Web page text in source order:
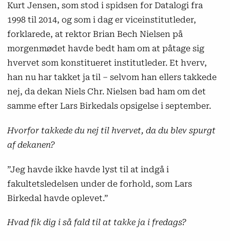
Kurt Jensen, som stod i spidsen for Datalogi fra
1998 til 2014, og som i dag er viceinstitutleder,
forklarede, at rektor Brian Bech Nielsen på
morgenmødet havde bedt ham om at påtage sig
hvervet som konstitueret institutleder. Et hverv,
han nu har takket ja til – selvom han ellers takkede
nej, da dekan Niels Chr. Nielsen bad ham om det
samme efter Lars Birkedals opsigelse i september.
Hvorfor takkede du nej til hvervet, da du blev spurgt
af dekanen?
”Jeg havde ikke havde lyst til at indgå i
fakultetsledelsen under de forhold, som Lars
Birkedal havde oplevet.”
Hvad fik dig i så fald til at takke ja i fredags?